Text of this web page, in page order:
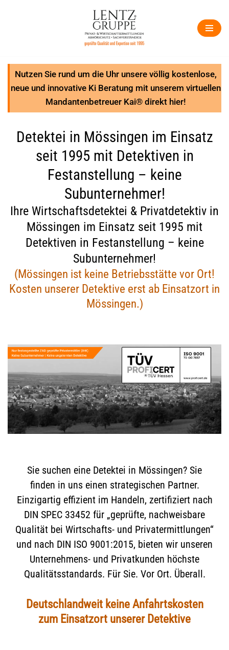
Nutzen Sie rund um die Uhr unsere völlig kostenlose,
neue und innovative Ki Beratung mit unserem virtuellen
Mandantenbetreuer Kai® direkt hier!
Detektei in Mössingen im Einsatz
seit 1995 mit Detektiven in
Festanstellung – keine
Subunternehmer!
Ihre Wirtschaftsdetektei & Privatdetektiv in
Mössingen im Einsatz seit 1995 mit
Detektiven in Festanstellung – keine
Subunternehmer!
(Mössingen ist keine Betriebsstätte vor Ort!
Kosten unserer Detektive erst ab Einsatzort in
Mössingen.)
Sie suchen eine Detektei in Mössingen? Sie
finden in uns einen strategischen Partner.
Einzigartig effizient im Handeln, zertifiziert nach
DIN SPEC 33452 für „geprüfte, nachweisbare
Qualität bei Wirtschafts- und Privatermittlungen“
und nach DIN ISO 9001:2015, bieten wir unseren
Unternehmens- und Privatkunden höchste
Qualitätsstandards. Für Sie. Vor Ort. Überall.
Deutschlandweit keine Anfahrtskosten
zum Einsatzort unserer Detektive